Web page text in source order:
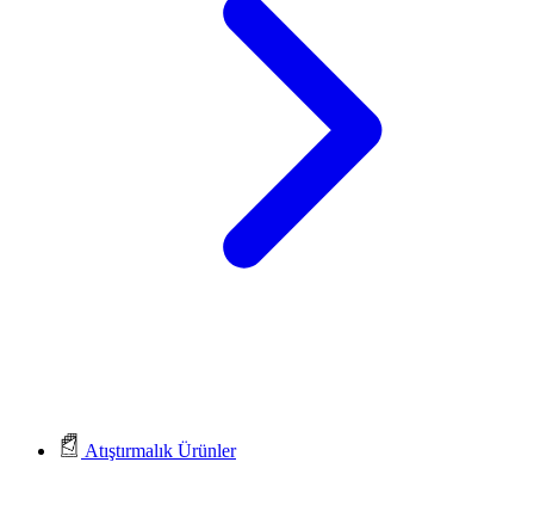
Atıştırmalık Ürünler